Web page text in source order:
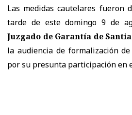
Las medidas cautelares fueron
tarde de este domingo 9 de
Juzgado de Garantía de
la audiencia de formalización
por su presunta participación en